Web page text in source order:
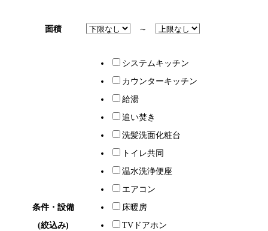
面積 ～
条件・設備
(絞込み)
システムキッチン
カウンターキッチン
給湯
追い焚き
洗髪洗面化粧台
トイレ共同
温水洗浄便座
エアコン
床暖房
TVドアホン